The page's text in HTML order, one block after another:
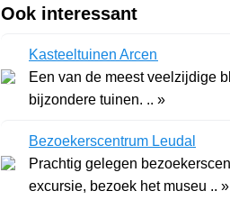
Ook interessant
Kasteeltuinen Arcen
Een van de meest veelzijdige
bijzondere tuinen. .. »
Bezoekerscentrum Leudal
Prachtig gelegen
excursie, bezoek het museu .. »